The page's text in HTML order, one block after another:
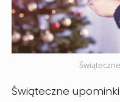
Świąteczne